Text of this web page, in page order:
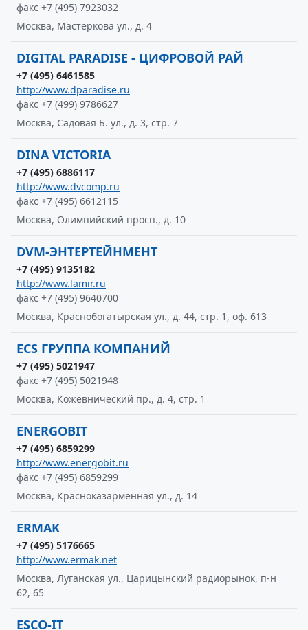
факс +7 (495) 7923032
Москва, Мастеркова ул., д. 4
DIGITAL PARADISE - ЦИФРОВОЙ РАЙ
+7 (495) 6461585
http://www.dparadise.ru
факс +7 (499) 9786627
Москва, Садовая Б. ул., д. 3, стр. 7
DINA VICTORIA
+7 (495) 6886117
http://www.dvcomp.ru
факс +7 (495) 6612115
Москва, Олимпийский просп., д. 10
DVM-ЭНТЕРТЕЙНМЕНТ
+7 (495) 9135182
http://www.lamir.ru
факс +7 (495) 9640700
Москва, Краснобогатырская ул., д. 44, стр. 1, оф. 613
ECS ГРУППА КОМПАНИЙ
+7 (495) 5021947
факс +7 (495) 5021948
Москва, Кожевнический пр., д. 4, стр. 1
ENERGOBIT
+7 (495) 6859299
http://www.energobit.ru
факс +7 (495) 6859299
Москва, Красноказарменная ул., д. 14
ERMAK
+7 (495) 5176665
http://www.ermak.net
Москва, Луганская ул., Царицынский радиорынок, п-н
62, 65
ESCO-IT